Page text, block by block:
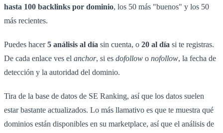
hasta 100 backlinks por dominio, los 50 más "buenos" y los 50
más recientes.
Puedes hacer5 análisis al día sin cuenta, o 20 al día si te registras.
De cada enlace ves el anchor, si es dofollow o nofollow, la fecha de
detección y la autoridad del dominio.
Tira de la base de datos de SE Ranking, así que los datos suelen
estar bastante actualizados. Lo más llamativo es que te muestra qué
dominios están disponibles en su marketplace, así que el análisis de